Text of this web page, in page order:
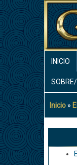
Pasar
al
contenido
principal
INICIO
Inicio